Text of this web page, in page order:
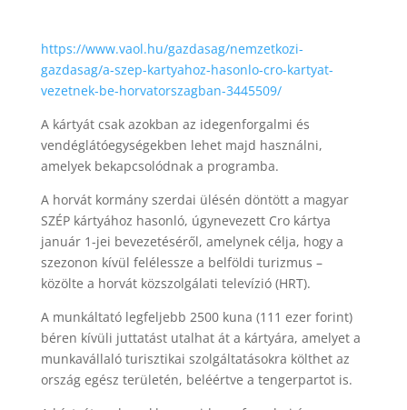
https://www.vaol.hu/gazdasag/nemzetkozi-
gazdasag/a-szep-kartyahoz-hasonlo-cro-kartyat-
vezetnek-be-horvatorszagban-3445509/
A kártyát csak azokban az idegenforgalmi és
vendéglátóegységekben lehet majd használni,
amelyek bekapcsolódnak a programba.
A horvát kormány szerdai ülésén döntött a magyar
SZÉP kártyához hasonló, úgynevezett Cro kártya
január 1-jei bevezetéséről, amelynek célja, hogy a
szezonon kívül felélessze a belföldi turizmus –
közölte a horvát közszolgálati televízió (HRT).
A munkáltató legfeljebb 2500 kuna (111 ezer forint)
béren kívüli juttatást utalhat át a kártyára, amelyet a
munkavállaló turisztikai szolgáltatásokra költhet az
ország egész területén, beléértve a tengerpartot is.